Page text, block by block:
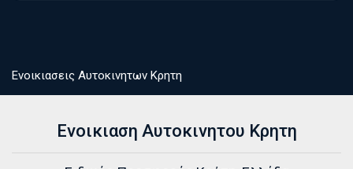
Ενοικιασεις Αυτοκινητων Κρητη
Ενοικιαση Αυτοκινητου Κρητη